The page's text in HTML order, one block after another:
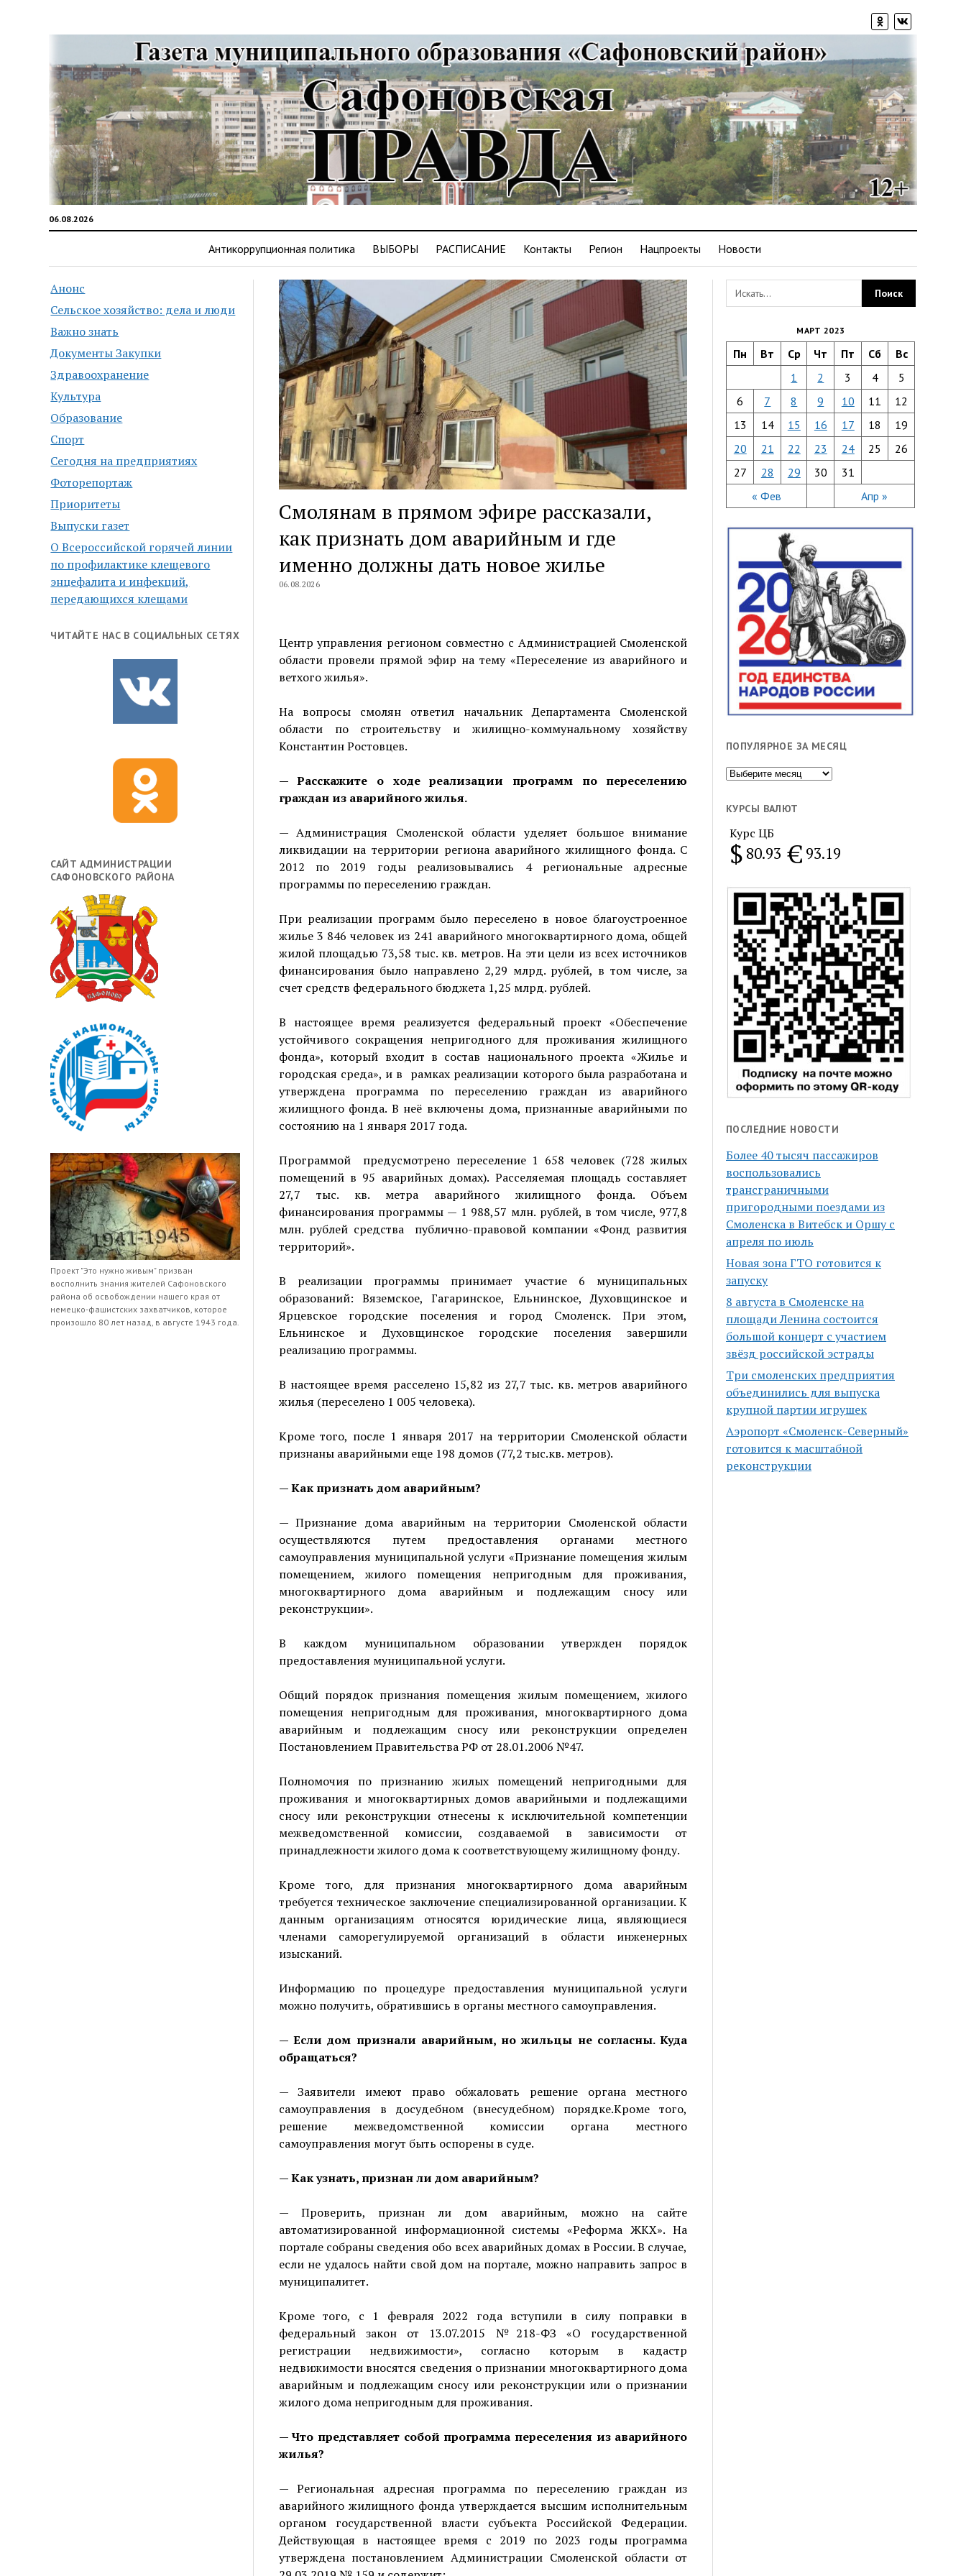
06.08.2026
Антикоррупционная политика ВЫБОРЫ РАСПИСАНИЕ Контакты Регион Нацпроекты Новости
Анонс
Сельское хозяйство: дела и люди
Важно знать
Документы Закупки
Здравоохранение
Культура
Образование
Спорт
Сегодня на предприятиях
Фоторепортаж
Приоритеты
Выпуски газет
О Всероссийской горячей линии
по профилактике клещевого
энцефалита и инфекций,
передающихся клещами
ЧИТАЙТЕ НАС В СОЦИАЛЬНЫХ СЕТЯХ
САЙТ АДМИНИСТРАЦИИ
САФОНОВСКОГО РАЙОНА
Проект "Это нужно живым" призван
восполнить знания жителей Сафоновского
района об освобождении нашего края от
немецко-фашистских захватчиков, которое
произошло 80 лет назад, в августе 1943 года.
Смолянам в прямом эфире рассказали,
как признать дом аварийным и где
именно должны дать новое жилье
06.08.2026
Центр управления регионом совместно с Администрацией Смоленской
области провели прямой эфир на тему «Переселение из аварийного и
ветхого жилья».
На вопросы смолян ответил начальник Департамента Смоленской
области по строительству и жилищно-коммунальному хозяйству
Константин Ростовцев.
— Расскажите о ходе реализации программ по переселению
граждан из аварийного жилья.
— Администрация Смоленской области уделяет большое внимание
ликвидации на территории региона аварийного жилищного фонда. С
2012 по 2019 годы реализовывались 4 региональные адресные
программы по переселению граждан.
При реализации программ было переселено в новое благоустроенное
жилье 3 846 человек из 241 аварийного многоквартирного дома, общей
жилой площадью 73,58 тыс. кв. метров. На эти цели из всех источников
финансирования было направлено 2,29 млрд. рублей, в том числе, за
счет средств федерального бюджета 1,25 млрд. рублей.
В настоящее время реализуется федеральный проект «Обеспечение
устойчивого сокращения непригодного для проживания жилищного
фонда», который входит в состав национального проекта «Жилье и
городская среда», и в рамках реализации которого была разработана и
утверждена программа по переселению граждан из аварийного
жилищного фонда. В неё включены дома, признанные аварийными по
состоянию на 1 января 2017 года.
Программой предусмотрено переселение 1 658 человек (728 жилых
помещений в 95 аварийных домах). Расселяемая площадь составляет
27,7 тыс. кв. метра аварийного жилищного фонда. Объем
финансирования программы — 1 988,57 млн. рублей, в том числе, 977,8
млн. рублей средства публично-правовой компании «Фонд развития
территорий».
В реализации программы принимает участие 6 муниципальных
образований: Вяземское, Гагаринское, Ельнинское, Духовщинское и
Ярцевское городские поселения и город Смоленск. При этом,
Ельнинское и Духовщинское городские поселения завершили
реализацию программы.
В настоящее время расселено 15,82 из 27,7 тыс. кв. метров аварийного
жилья (переселено 1 005 человека).
Кроме того, после 1 января 2017 на территории Смоленской области
признаны аварийными еще 198 домов (77,2 тыс.кв. метров).
— Как признать дом аварийным?
— Признание дома аварийным на территории Смоленской области
осуществляются путем предоставления органами местного
самоуправления муниципальной услуги «Признание помещения жилым
помещением, жилого помещения непригодным для проживания,
многоквартирного дома аварийным и подлежащим сносу или
реконструкции».
В каждом муниципальном образовании утвержден порядок
предоставления муниципальной услуги.
Общий порядок признания помещения жилым помещением, жилого
помещения непригодным для проживания, многоквартирного дома
аварийным и подлежащим сносу или реконструкции определен
Постановлением Правительства РФ от 28.01.2006 №47.
Полномочия по признанию жилых помещений непригодными для
проживания и многоквартирных домов аварийными и подлежащими
сносу или реконструкции отнесены к исключительной компетенции
межведомственной комиссии, создаваемой в зависимости от
принадлежности жилого дома к соответствующему жилищному фонду.
Кроме того, для признания многоквартирного дома аварийным
требуется техническое заключение специализированной организации. К
данным организациям относятся юридические лица, являющиеся
членами саморегулируемой организаций в области инженерных
изысканий.
Информацию по процедуре предоставления муниципальной услуги
можно получить, обратившись в органы местного самоуправления.
— Если дом признали аварийным, но жильцы не согласны. Куда
обращаться?
— Заявители имеют право обжаловать решение органа местного
самоуправления в досудебном (внесудебном) порядке.Кроме того,
решение межведомственной комиссии органа местного
самоуправления могут быть оспорены в суде.
— Как узнать, признан ли дом аварийным?
— Проверить, признан ли дом аварийным, можно на сайте
автоматизированной информационной системы «Реформа ЖКХ». На
портале собраны сведения обо всех аварийных домах в России. В случае,
если не удалось найти свой дом на портале, можно направить запрос в
муниципалитет.
Кроме того, с 1 февраля 2022 года вступили в силу поправки в
федеральный закон от 13.07.2015 №218-ФЗ «О государственной
регистрации недвижимости», согласно которым в кадастр
недвижимости вносятся сведения о признании многоквартирного дома
аварийным и подлежащим сносу или реконструкции или о признании
жилого дома непригодным для проживания.
— Что представляет собой программа переселения из аварийного
жилья?
— Региональная адресная программа по переселению граждан из
аварийного жилищного фонда утверждается высшим исполнительным
органом государственной власти субъекта Российской Федерации.
Действующая в настоящее время с 2019 по 2023 годы программа
утверждена постановлением Администрации Смоленской области от
МАРТ 2023
Пн Вт Ср Чт Пт Сб Вс
« Фев Апр »
1 2 3 4
5
6
7 8 9 10 11
12
13
14 15 16 17 18
19
20
21 22 23 24 25
26
27
28 29 30 31
ПОПУЛЯРНОЕ ЗА МЕСЯЦ
Популярное
месяц
КУРСЫ ВАЛЮТ
Курс ЦБ
$ 80.93 € 93.19
ПОСЛЕДНИЕ НОВОСТИ
Более 40 тысяч пассажиров
воспользовались
трансграничными
пригородными поездами из
Смоленска в Витебск и Оршу с
апреля по июль
Новая зона ГТО готовится к
запуску
8 августа в Смоленске на
площади Ленина состоится
большой концерт с участием
звёзд российской эстрады
Три смоленских предприятия
объединились для выпуска
крупной партии игрушек
Аэропорт «Смоленск-Северный»
готовится к масштабной
реконструкции